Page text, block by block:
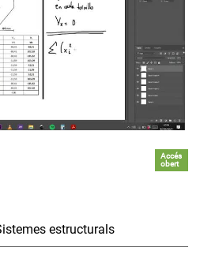
Accés
obert
estructurals